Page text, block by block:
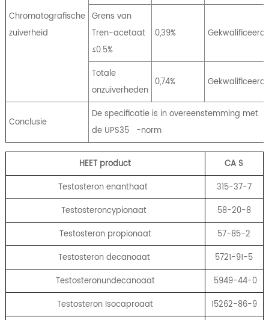
Chromatografische
zuiverheid
Grens van
Tren-acetaat
≤0.5%
0,39% Gekwalificeerd
Totale
onzuiverheden
0,74% Gekwalificeerd
Conclusie
De specificatie is in overeenstemming met
de UPS35 -norm
HEET product CAS
Testosteron enanthaat
315-37-7
Testosteroncypionaat
58-20-8
Testosteron propionaat
57-85-2
Testosteron decanoaat
5721-91-5
Testosteronundecanoaat
5949-44-0
Testosteron Isocaproaat
15262-86-9